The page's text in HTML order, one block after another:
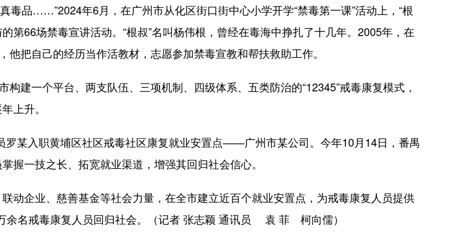
品……”2024年6月，在广州市从化区街口街中心小学开学“禁毒第一课”活动上，“根
第66场禁毒宣讲活动。“根叔”名叫杨伟根，曾经在毒海中挣扎了十几年。2005年，在
把自己的经历当作活教材，志愿参加禁毒宣教和帮扶救助工作。
建一个平台、两支队伍、三项机制、四级体系、五类防治的“12345”戒毒康复模式，
上升。
某入职黄埔区社区戒毒社区康复就业安置点——广州市某公司。今年10月14日，番禺
握一技之长、拓宽就业渠道，增强其回归社会信心。
企业、慈善基金等社会力量，在全市建立近百个就业安置点，为戒毒康复人员提供
余名戒毒康复人员回归社会。（记者 张志颖 通讯员 袁 菲 柯向儒）